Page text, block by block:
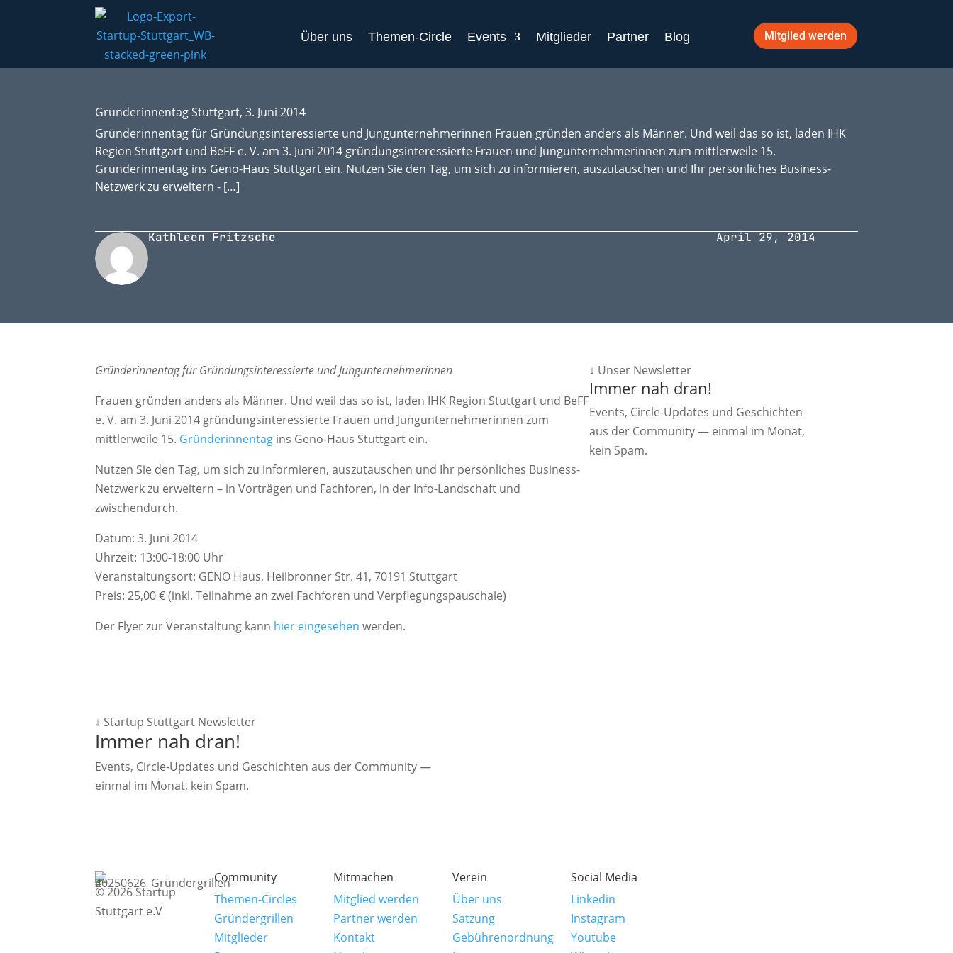
Über uns Themen-Circle Events Mitglieder Partner Blog Mitglied werden
Gründerinnentag Stuttgart, 3. Juni 2014
Gründerinnentag für Gründungsinteressierte und Jungunternehmerinnen Frauen gründen anders als Männer. Und weil das so ist, laden IHK
Region Stuttgart und BeFF e. V. am 3. Juni 2014 gründungsinteressierte Frauen und Jungunternehmerinnen zum mittlerweile 15.
Gründerinnentag ins Geno-Haus Stuttgart ein. Nutzen Sie den Tag, um sich zu informieren, auszutauschen und Ihr persönliches Business-
Netzwerk zu erweitern - […]
Kathleen Fritzsche April 29, 2014
Gründerinnentag für Gründungsinteressierte und Jungunternehmerinnen
Frauen gründen anders als Männer. Und weil das so ist, laden IHK Region Stuttgart und BeFF
e. V. am 3. Juni 2014 gründungsinteressierte Frauen und Jungunternehmerinnen zum
mittlerweile 15. Gründerinnentag ins Geno-Haus Stuttgart ein.
Nutzen Sie den Tag, um sich zu informieren, auszutauschen und Ihr persönliches Business-
Netzwerk zu erweitern – in Vorträgen und Fach­foren, in der Info-Landschaft und
zwischendurch.
Datum: 3. Juni 2014
Uhrzeit: 13:00-18:00 Uhr
Veranstaltungsort: GENO Haus, Heilbronner Str. 41, 70191 Stuttgart
Preis: 25,00 € (inkl. Teilnahme an zwei Fachforen und Verpflegungspauschale)
Der Flyer zur Veranstaltung kann hier eingesehen werden.
↓ Unser Newsletter
Immer nah dran!
Events, Circle-Updates und Geschichten
aus der Community — einmal im Monat,
kein Spam.
↓ Startup Stuttgart Newsletter
Immer nah dran!
Events, Circle-Updates und Geschichten aus der Community —
einmal im Monat, kein Spam.
© 2026 Startup
Stuttgart e.V
Community
Themen-Circles
Gründergrillen
Mitglieder
Mitmachen
Mitglied werden
Partner werden
Kontakt
Verein
Über uns
Satzung
Gebührenordnung
Social Media
Linkedin
Instagram
Youtube